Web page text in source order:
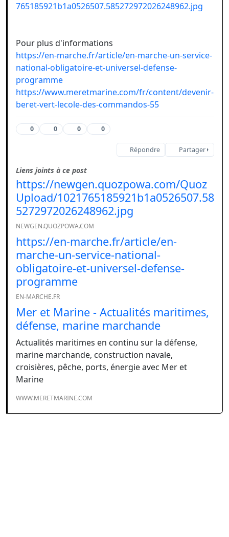
765185921b1a0526507.585272972026248962.jpg
Pour plus d'informations
https://en-marche.fr/article/en-marche-un-service-
national-obligatoire-et-universel-defense-
programme
https://www.meretmarine.com/fr/content/devenir-
beret-vert-lecole-des-commandos-55
0 0 0 0
Répondre Partager
Liens joints à ce post
https://newgen.quozpowa.com/Quoz
Upload/1021765185921b1a0526507.58
5272972026248962.jpg
NEWGEN.QUOZPOWA.COM
https://en-marche.fr/article/en-
marche-un-service-national-
obligatoire-et-universel-defense-
programme
EN-MARCHE.FR
Mer et Marine - Actualités maritimes,
défense, marine marchande
Actualités maritimes en continu sur la défense,
marine marchande, construction navale,
croisières, pêche, ports, énergie avec Mer et
Marine
WWW.MERETMARINE.COM